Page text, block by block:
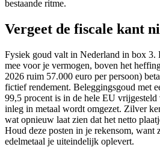
bestaande ritme.
Vergeet de fiscale kant
Fysiek goud valt in Nederland in box 3.
mee voor je vermogen, boven het
2026 ruim 57.000 euro per persoon)
fictief rendement. Beleggingsgoud met
99,5 procent is in de hele EU
inleg in metaal wordt omgezet. Zilver
wat opnieuw laat zien dat het netto
Houd deze posten in je rekensom, want
edelmetaal je uiteindelijk oplevert.